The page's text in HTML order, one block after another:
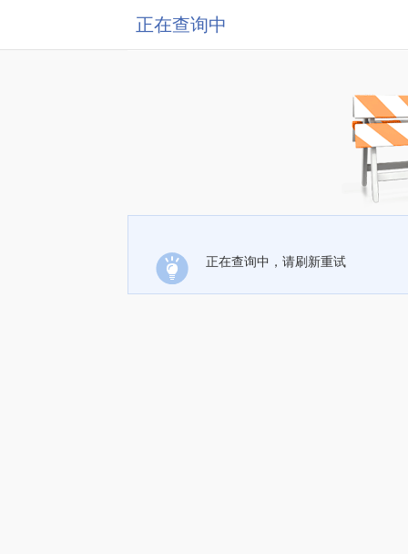
正在查询中
正在查询中，请刷新重试